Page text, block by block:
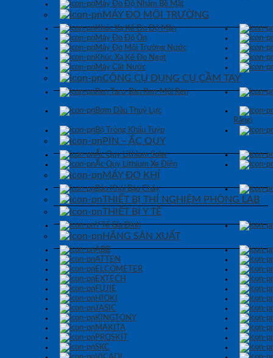
Máy Đo Độ Nhám Bề Mặt
MÁY ĐO MÔI TRƯỜNG
Khúc Xạ Kế Đo Độ Mặn
Máy Đo Độ Ồn
Máy Đo Môi Trường Nước
Khúc Xạ Kế Đo Ngọt
Máy Cất Nước
CÔNG CỤ DỤNG CỤ CẦM TAY
Ren Taro-Bàn Ren-Mũi Ren
Bơm Dầu Thuỷ Lực
Răng)
Bộ Tròng Khẩu Tuýp
PIN – ẮC QUY
Ắc Quy Lithium Solar
Ắc Quy Lithium Xe Điện
MÁY ĐO KHÍ
Báo Khói Báo Cháy
THIẾT BỊ THÍ NGHIỆM PHÒNG LAB
THIẾT BỊ Y TẾ
Y Tế Gia Đình
HÃNG SẢN XUẤT
ABB
ATTEN
ELCOMETER
EXTECH
FUJIE
HIOKI
JASIC
KINGTONY
MAKITA
PROSKIT
SKC